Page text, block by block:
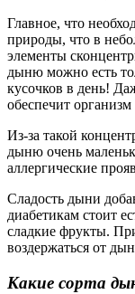
Главное, что
природы, что в
элементы
дыню можно есть
кусочков в день!
обеспечит
Из-за такой
дыню очень
аллергические
Сладость дыни
диабетикам стоит
сладкие фрукты.
воздержаться от
Какие сорта